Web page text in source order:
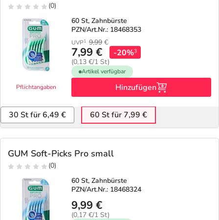
(0)
Pflichtangaben
60 St, Zahnbürste
PZN/Art.Nr.: 18468353
UVP1 9,99 €
7,99 €
(0,13 €/1 St)
-20%3
Artikel verfügbar
Hinzufügen
30 St für 6,49 € 60 St für 7,99 €
GUM Soft-Picks Pro small
(0)
60 St, Zahnbürste
PZN/Art.Nr.: 18468324
9,99 €
(0,17 €/1 St)